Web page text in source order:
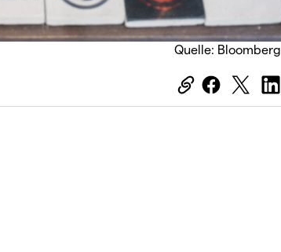
Quelle: Bloomberg